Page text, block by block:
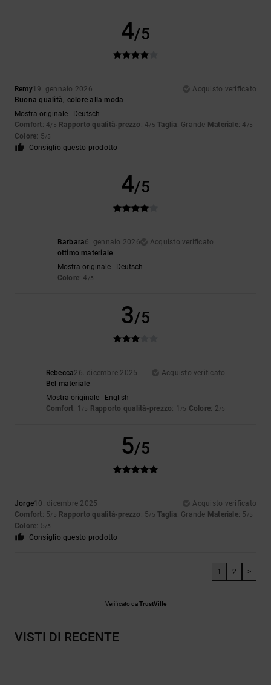
4/5
Remy19. gennaio 2026
Acquisto verificato
Buona qualità, colore alla moda
Mostra originale - Deutsch
Comfort: 4/5 Rapporto qualità-prezzo : 4/5 Taglia: Grande Materiale: 4 /5
Colore: 5/5
Consiglio questo prodotto
4/5
Barbara6. gennaio 2026
Acquisto verificato
ottimo materiale
Mostra originale - Deutsch
Colore: 4 /5
3/5
Rebecca26. dicembre 2025
Acquisto verificato
Bel materiale
Mostra originale - English
Comfort: 1 /5 Rapporto qualità-prezzo: 1 /5 Colore: 2/5
5/5
Jorge10. dicembre 2025
Acquisto verificato
Comfort: 5/5 Rapporto qualità-prezzo : 5/5 Taglia: Grande Materiale: 5 /5
Colore: 5/5
Consiglio questo prodotto
1 2 >
Verificato daTrustVille
VISTI DI RECENTE